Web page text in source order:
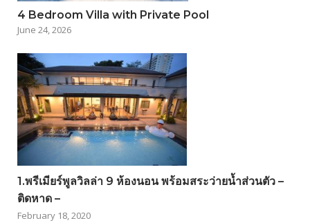
4 Bedroom Villa with Private Pool
June 24, 2026
1.พรีเมียร์พูลวิลล่า 9 ห้องนอน พร้อมสระว่ายน้ำส่วนตัว –
ติดหาด –
February 18, 2020